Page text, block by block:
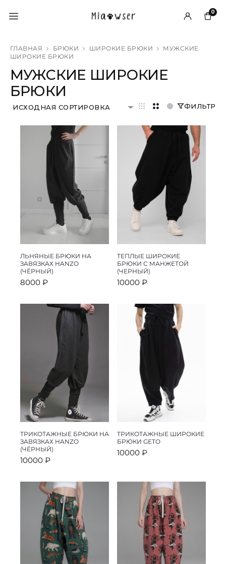
0
ГЛАВНАЯ БРЮКИ ШИРОКИЕ БРЮКИ
МУЖСКИЕ
ШИРОКИЕ БРЮКИ
МУЖСКИЕ ШИРОКИЕ
БРЮКИ
ИСХОДНАЯ СОРТИРОВКА ФИЛЬТР
ЛЬНЯНЫЕ БРЮКИ НА
ЗАВЯЗКАХ HANZO
(ЧЁРНЫЙ)
8000 ₽
ТЕПЛЫЕ ШИРОКИЕ
БРЮКИ С МАНЖЕТОЙ
(ЧЕРНЫЙ)
10000 ₽
ТРИКОТАЖНЫЕ БРЮКИ НА
ЗАВЯЗКАХ HANZO
(ЧЁРНЫЙ)
10000 ₽
ТРИКОТАЖНЫЕ ШИРОКИЕ
БРЮКИ GETO
10000 ₽